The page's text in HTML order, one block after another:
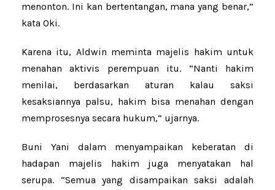
menonton. Ini kan bertentangan, mana yang benar,”
kata Oki.
Karena itu, Aldwin meminta majelis hakim untuk
menahan aktivis perempuan itu. “Nanti hakim
menilai, berdasarkan aturan kalau saksi
kesaksiannya palsu, hakim bisa menahan dengan
memprosesnya secara hukum,” ujarnya.
Buni Yani dalam menyampaikan keberatan di
hadapan majelis hakim juga menyatakan hal
serupa. “Semua yang disampaikan saksi adalah